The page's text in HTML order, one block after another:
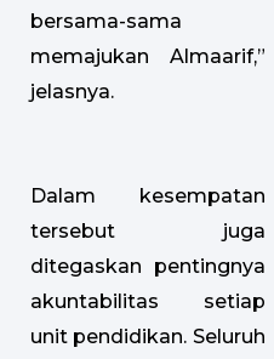
bersama-sama
memajukan Almaarif,”
jelasnya.
Dalam kesempatan
tersebut juga
ditegaskan pentingnya
akuntabilitas setiap
unit pendidikan. Seluruh